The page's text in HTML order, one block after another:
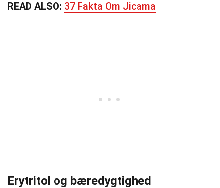
READ ALSO: 37 Fakta Om Jicama
Erytritol og bæredygtighed